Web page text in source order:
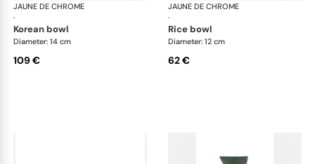
JAUNE DE CHROME
·
Nymphéa
korean bowl
Diameter: 14 cm
109 €
JAUNE DE CHROME
·
rice bowl
Diameter: 12 cm
62 €